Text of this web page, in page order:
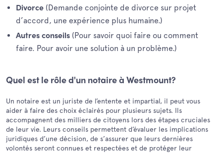
Divorce (Demande conjointe de divorce sur projet
d’accord, une expérience plus humaine.)
Autres conseils (Pour savoir quoi faire ou comment
faire. Pour avoir une solution à un problème.)
Quel est le rôle d'un notaire à Westmount?
Un notaire est un juriste de l’entente et impartial, il peut vous
aider à faire des choix éclairés pour plusieurs sujets. Ils
accompagnent des milliers de citoyens lors des étapes cruciales
de leur vie. Leurs conseils permettent d’évaluer les implications
juridiques d’une décision, de s’assurer que leurs dernières
volontés seront connues et respectées et de protéger leur